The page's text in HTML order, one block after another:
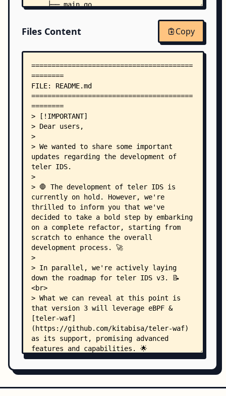
    ├── main.go
    ├── teler.example.yaml
    ├── teler.fail2ban-filter.example.conf
    ├── teler.fail2ban-jail.example.conf
    ├── .all-contributorsrc
    ├── .goreleaser.yml
    ├── .semgrepignore
    ├── common/
    │   ├── options.go
    │   └── vars.go
    ├── internal/
    │   ├── alert/
    │   │   ├── alert.go
    │   │   ├── discord.go
    │   │   ├── mattermost.go
    │   │   ├── slack.go
    │   │   ├── telegram.go
    │   │   ├── utils.go
    │   │   └── template/
    │   │       └── telegram.tmpl
    │   ├── event/
    │   │   ├── event.go
    │   │   ├── server.go
    │   │   ├── vars.go
    │   │   └── www/
    │   │       ├── index.html
    │   │       ├── script.js
    │   │       ├── signatures.json
    │   │       └── style.css
    │   └── runner/
    │       ├── banner.go
    │       ├── cache.go
    │       ├── connection.go
    │       ├── endpoints.go
    │       ├── logs.go
    │       ├── options.go
Files Content Copy